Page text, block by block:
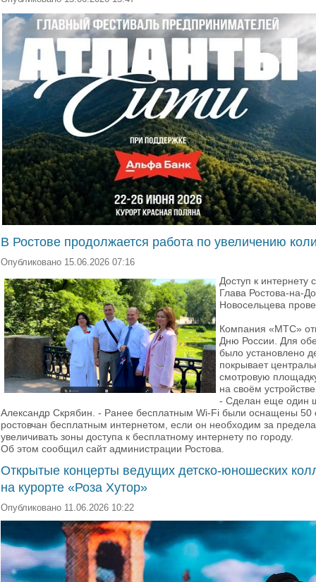
В Ростове продолжается работа по увеличению
Опубликовано 15.06.2026 07:16
Доступ к интернету
Глава Ростова-на-
Новосельцева
Компания «МТС»
Дню России. Для
было установлено
покрывает
смотровую
на своём
- Сделан еще один
Александр Скрябин. - Ранее бесплатным Wi-Fi были оснащены 50
ростовчан бесплатным интернетом, если он необходим за
увеличивать зоны доступа к бесплатному интернету по городу.
Об этом сообщил сайт администрации Ростова.
Открытые концерты ведущих детско-юношеских
на курорте «Роза Хутор»
Опубликовано 11.06.2026 10:22